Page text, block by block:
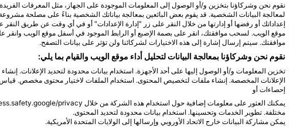
Aqualung
Corner(★4.6)
يتكون موقع الغوص هذا على جانب SW من جزيرة باندان من
منحدر حاد مع صخور كبيرة والأخاز الكبيرة العرضية التي توفر
المأوى لمجموعة واسعة من أسماك الشعاب المرجانية
وتجذب الحيوانات المفترسة مثل الماكريل وtrevallys. هناك
اختلاف من الشعاب المرجانية المختلفة ومراوح البحر الكبيرة
لمعالجة البيانات الشخصية. قد يقوم بعض البائعين بمعالجة بياناتك الشخصية بناءً على مصلحة
إعداداتك أو رفضها أو إدارتها من خلال النقر على زر "إدارة الإعدادات" أو في أي وقت عن طريق
موقع الويب. لسحب موافقتك، انقر على بصمة الإصبع أو الرابط الموجود في أسفل موقع الويب
موافقتك. سيتم إرسال إشارة إلى هذه الاختيارات لشركائنا ولن تؤثر على بيانات التصفح.
نقوم نحن وشركاؤنا بمعالجة البيانات لتحليل أداء موقع الويب والقيام بما يلي:
تخزين المعلومات و/أو الوصول إليها على أحد الأجهزة. استخدام بيانات محدودة لتحديد الإعلانات.
الإعلانات المخصصة. إنشاء ملفات لتخصيص المحتوى. استخدام الملفات لاختيار محتوى مخصص. قياس
إحصاءات أو
مختلفة. تطوير الخدمات وتحسينها. استخدام بيانات محدودة لتحديد المحتوى.
يمكن مشاركة البيانات خارج الاتحاد الأوروبي وإرسالها إلى الولايات المتحدة الأمريكية.